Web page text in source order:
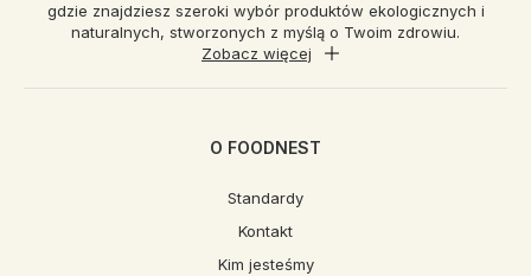
gdzie znajdziesz szeroki wybór produktów ekologicznych i
naturalnych, stworzonych z myślą o Twoim zdrowiu.
Zobacz więcej
O FOODNEST
Standardy
Kontakt
Kim jesteśmy